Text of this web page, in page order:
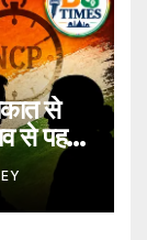
से
से पहले